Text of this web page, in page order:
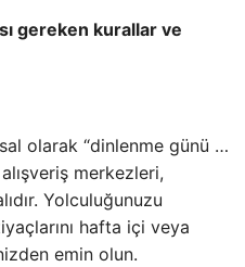
gereken kurallar ve
olarak “dinlenme günü …
merkezleri,
Yolculuğunuzu
hafta içi veya
emin olun.